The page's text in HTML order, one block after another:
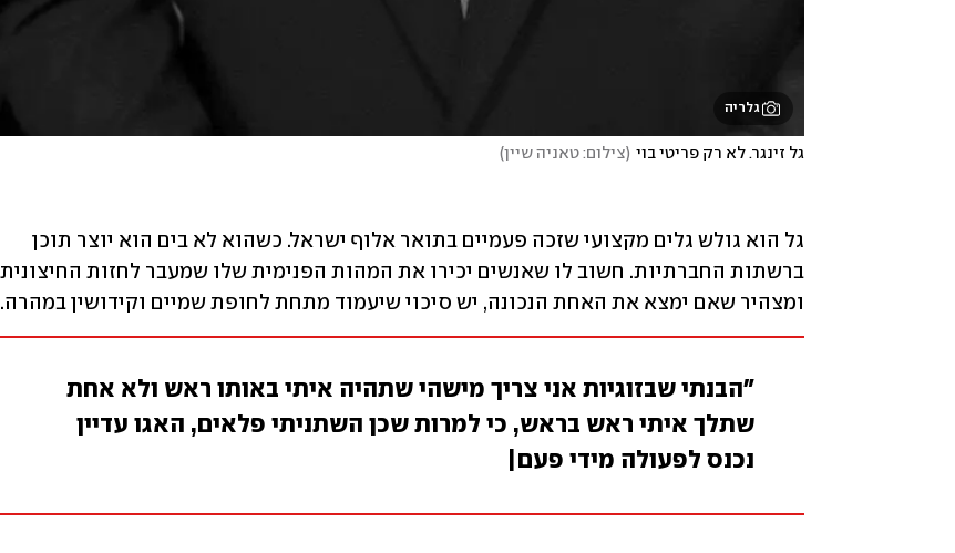
גלריה
גל זינגר. לא רק פריטי בוי (צילום: טאניה שיין)
ומצהיר שאם ימצא את האחת הנכונה, יש סיכוי שיעמוד מתחת לחופת שמיים וקידושין במהרה.
"הבנתי שבזוגיות אני צריך מישהי שתהיה איתי באותו ראש ולא אחת
שתלך איתי ראש בראש, כי למרות שכן השתניתי פלאים, האגו עדיין
נכנס לפעולה מידי פעם|